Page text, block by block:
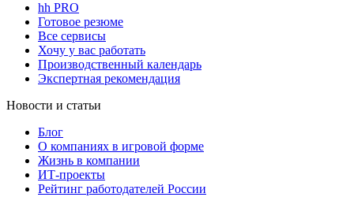
hh PRO
Готовое резюме
Все сервисы
Хочу у вас работать
Производственный календарь
Экспертная рекомендация
Новости и статьи
Блог
О компаниях в игровой форме
Жизнь в компании
ИТ-проекты
Рейтинг работодателей России